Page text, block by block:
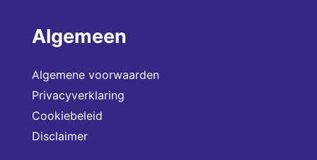
Algemeen
Algemene voorwaarden
Privacyverklaring
Cookiebeleid
Disclaimer